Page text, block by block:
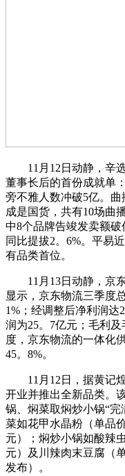
11月12日动静，辛选
董事长后的首份成就单
旁不雅人数冲破5亿。
成是国货，共有10场曲
中8个品牌告竣发卖额
同比提拔2。6%。平易
有品类首位。
11月13日动静，京东
显示，京东物流三季度
1%；经调整后净利润达
润为25。7亿元；毛利
度，京东物流的一体化
45。8%。
11月12日，据黄记煌
开业并推出全新品类。
锅、焖菜取焖炒小锅“
菜如花甲水晶粉（单品
元）；焖炒小锅如酸辣
元）及川辣肉末豆腐（
发布）。